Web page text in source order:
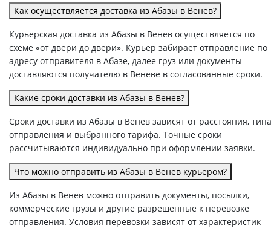
Как осуществляется доставка из Абазы в Венев?
Курьерская доставка из Абазы в Венев осуществляется по
схеме «от двери до двери». Курьер забирает отправление по
адресу отправителя в Абазе, далее груз или документы
доставляются получателю в Веневе в согласованные сроки.
Какие сроки доставки из Абазы в Венев?
Сроки доставки из Абазы в Венев зависят от расстояния, типа
отправления и выбранного тарифа. Точные сроки
рассчитываются индивидуально при оформлении заявки.
Что можно отправить из Абазы в Венев курьером?
Из Абазы в Венев можно отправить документы, посылки,
коммерческие грузы и другие разрешённые к перевозке
отправления. Условия перевозки зависят от характеристик